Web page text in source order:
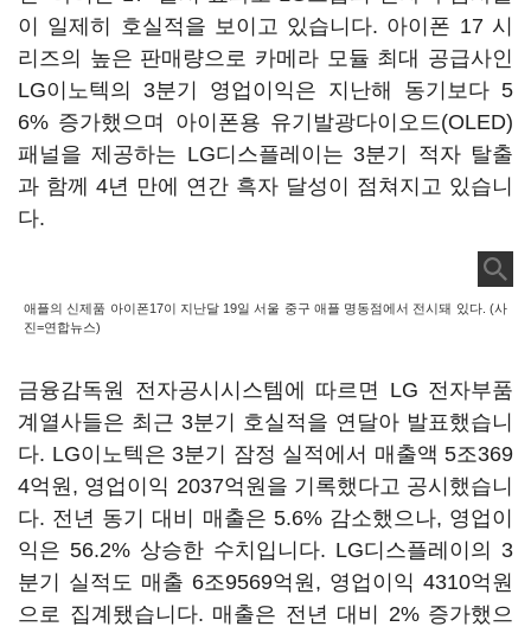
이 일제히 호실적을 보이고 있습니다. 아이폰 17 시
리즈의 높은 판매량으로 카메라 모듈 최대 공급사인
LG이노텍의 3분기 영업이익은 지난해 동기보다 5
6% 증가했으며 아이폰용 유기발광다이오드(OLED)
패널을 제공하는 LG디스플레이는 3분기 적자 탈출
과 함께 4년 만에 연간 흑자 달성이 점쳐지고 있습니
다.
애플의 신제품 아이폰17이 지난달 19일 서울 중구 애플 명동점에서 전시돼 있다. (사
진=연합뉴스)
금융감독원 전자공시시스템에 따르면 LG 전자부품
계열사들은 최근 3분기 호실적을 연달아 발표했습니
다. LG이노텍은 3분기 잠정 실적에서 매출액 5조369
4억원, 영업이익 2037억원을 기록했다고 공시했습니
다. 전년 동기 대비 매출은 5.6% 감소했으나, 영업이
익은 56.2% 상승한 수치입니다. LG디스플레이의 3
분기 실적도 매출 6조9569억원, 영업이익 4310억원
으로 집계됐습니다. 매출은 전년 대비 2% 증가했으